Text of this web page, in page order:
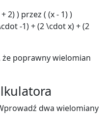
2) ) przez ( (x - 1) )
-1) + (2 \cdot x) + (2
że poprawny wielomian
dwa wielomiany